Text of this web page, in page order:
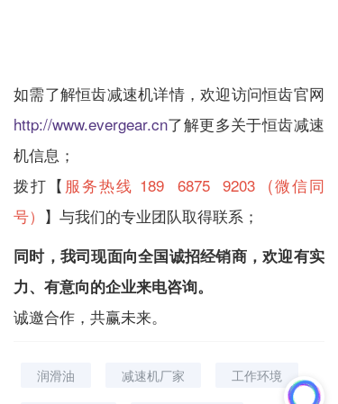
如需了解恒齿减速机详情，欢迎访问恒齿官网
http://www.evergear.cn了解更多关于恒齿减速
机信息；
拨打【 服务热线 189 6875 9203 (微信同
号） 】与我们的专业团队取得联系；
同时，我司现面向全国诚招经销商，欢迎有实
力、有意向的企业来电咨询。
诚邀合作，共赢未来。
润滑油 减速机厂家 工作环境